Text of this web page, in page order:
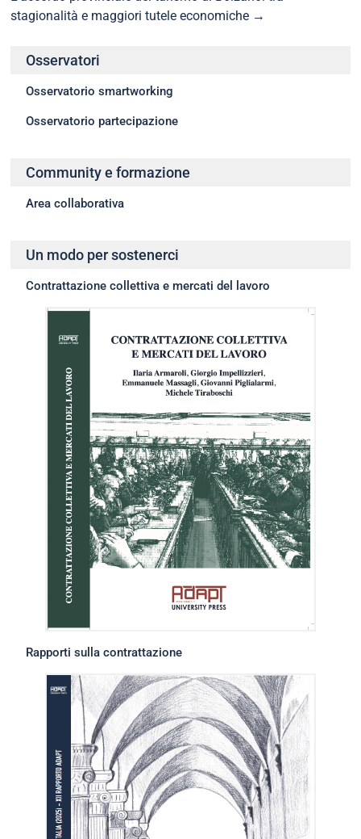
stagionalità e maggiori tutele economiche →
Osservatori
Osservatorio smartworking
Osservatorio partecipazione
Community e formazione
Area collaborativa
Un modo per sostenerci
Contrattazione collettiva e mercati del lavoro
Rapporti sulla contrattazione